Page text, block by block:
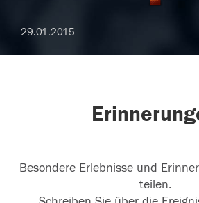
29.01.2015
Besondere Erlebnisse und
teilen.